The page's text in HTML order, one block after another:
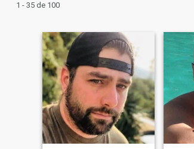
1 - 35 de 100